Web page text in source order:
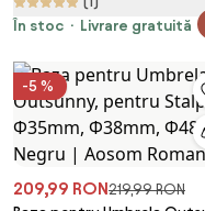
Rășină și Oțel, Stabilă și
În stoc
Livrare gratuită
-5 %
209,99 RON219,99 RON